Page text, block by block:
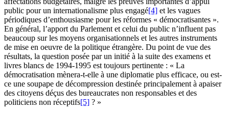
public pour un internationalisme plus engagé[4] et les vagues
périodiques d’enthousiasme pour les réformes « démocratisantes ».
En général, l’apport du Parlement et celui du public n’influent pas
beaucoup sur les moyens organisationnels et les autres instruments
de mise en oeuvre de la politique étrangère. Du point de vue des
résultats, la question posée par un initié à la suite des examens et
livres blancs de 1994-1995 est toujours pertinente : « La
démocratisation mènera-t-elle à une diplomatie plus efficace, ou est-
ce une soupape de décompression destinée principalement à apaiser
des citoyens déçus des bureaucrates non responsables et des
politiciens non réceptifs[5] ? »